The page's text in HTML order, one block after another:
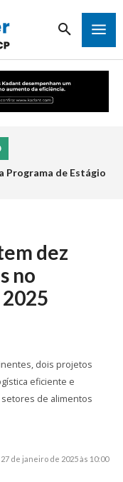
Programa de Estágio
dez
no
dois projetos
eficiente e
de alimentos
27 de janeiro de 2025 às 10:00